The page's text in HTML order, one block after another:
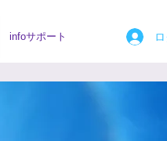
infoサポート